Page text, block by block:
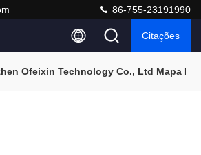
86-755-23191990
Citações
Ofeixin Technology Co., Ltd Mapa Do